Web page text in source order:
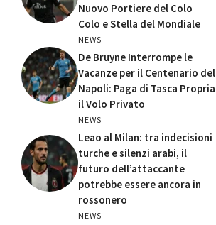
Nuovo Portiere del Colo
Colo e Stella del Mondiale
NEWS
De Bruyne Interrompe le
Vacanze per il Centenario del
Napoli: Paga di Tasca Propria
il Volo Privato
NEWS
Leao al Milan: tra indecisioni
turche e silenzi arabi, il
futuro dell’attaccante
potrebbe essere ancora in
rossonero
NEWS